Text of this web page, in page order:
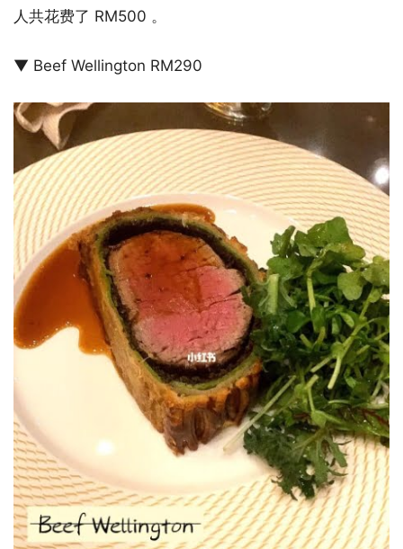
人共花费了 RM500 。
▼ Beef Wellington RM290